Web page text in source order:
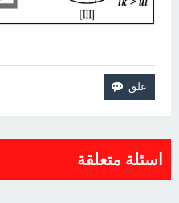
اسئلة متعلقة